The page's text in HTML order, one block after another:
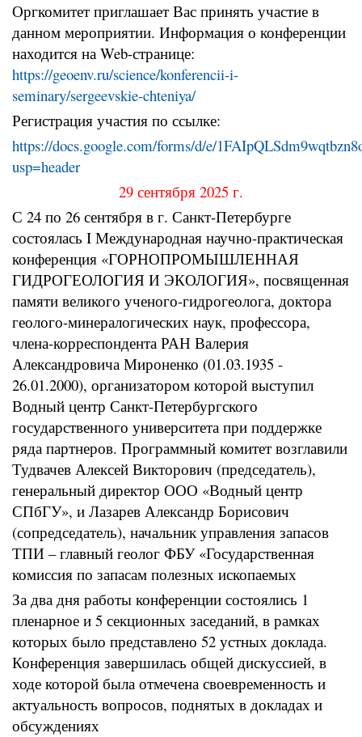
Оргкомитет приглашает Вас принять участие в
данном мероприятии. Информация о конференции
находится на Web-странице:
https://geoenv.ru/science/konferencii-i-
seminary/sergeevskie-chteniya/
Регистрация участия по ссылке:
https://docs.google.com/forms/d/e/
usp=header
29 сентября 2025 г.
С 24 по 26 сентября в г. Санкт-Петербурге
состоялась I Международная научно-практическая
конференция «ГОРНОПРОМЫШЛЕННАЯ
ГИДРОГЕОЛОГИЯ И ЭКОЛОГИЯ», посвященная
памяти великого ученого-гидрогеолога, доктора
геолого-минералогических наук, профессора,
члена-корреспондента РАН Валерия
Александровича Мироненко (01.03.1935 -
26.01.2000), организатором которой выступил
Водный центр Санкт-Петербургского
государственного университета при поддержке
ряда партнеров. Программный комитет возглавили
Тудвачев Алексей Викторович (председатель),
генеральный директор ООО «Водный центр
СПбГУ», и Лазарев Александр Борисович
(сопредседатель), начальник управления запасов
ТПИ – главный геолог ФБУ «Государственная
комиссия по запасам полезных ископаемых
За два дня работы конференции состоялись 1
пленарное и 5 секционных заседаний, в рамках
которых было представлено 52 устных доклада.
Конференция завершилась общей дискуссией, в
ходе которой была отмечена своевременность и
актуальность вопросов, поднятых в докладах и
обсуждениях